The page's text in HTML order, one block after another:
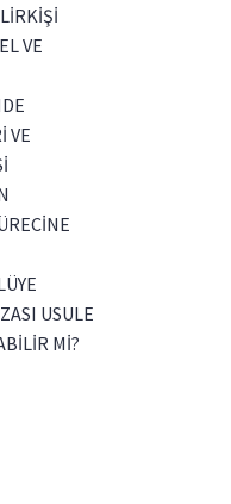
VE
VE
USULE
Mİ?